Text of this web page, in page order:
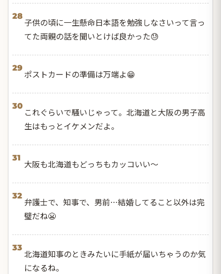
28
子供の頃に一生懸命日本語を勉強しなさいって言っ
てた両親の話を聞いとけば良かった😓
29
ポストカードの準備は万端よ😁
30
これぐらいで騒いじゃって。北海道と大阪の男子高
生はもっとイケメンだよ。
31
大阪も北海道もどっちもカッコいい〜
32
弁護士で、知事で、男前…結婚してること以外は完
璧だね😬
33
北海道知事のときみたいに手紙が届いちゃうのか気
になるね。